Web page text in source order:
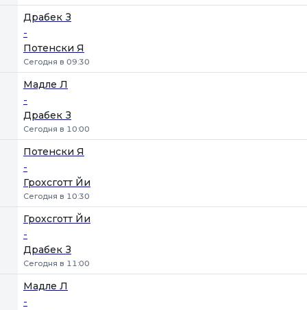
Драбек З
-
Потенски Я
Сегодня в 09:30
Мадле Л
-
Драбек З
Сегодня в 10:00
Потенски Я
-
Грохсготт Йи
Сегодня в 10:30
Грохсготт Йи
-
Драбек З
Сегодня в 11:00
Мадле Л
-